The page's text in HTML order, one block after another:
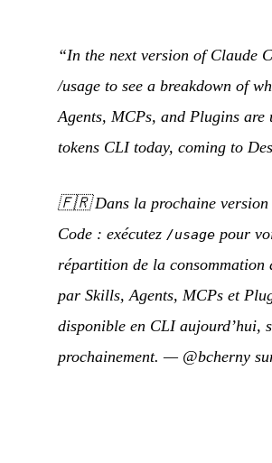
“In the next version of Claude
/usage to see a breakdown of
Agents, MCPs, and Plugins are
tokens CLI today, coming to
🇫🇷Dans la prochaine
Code : exécutez /usage pour
répartition de la consommation
par Skills, Agents, MCPs et
disponible en CLI aujourd’hui,
prochainement. — @bcherny